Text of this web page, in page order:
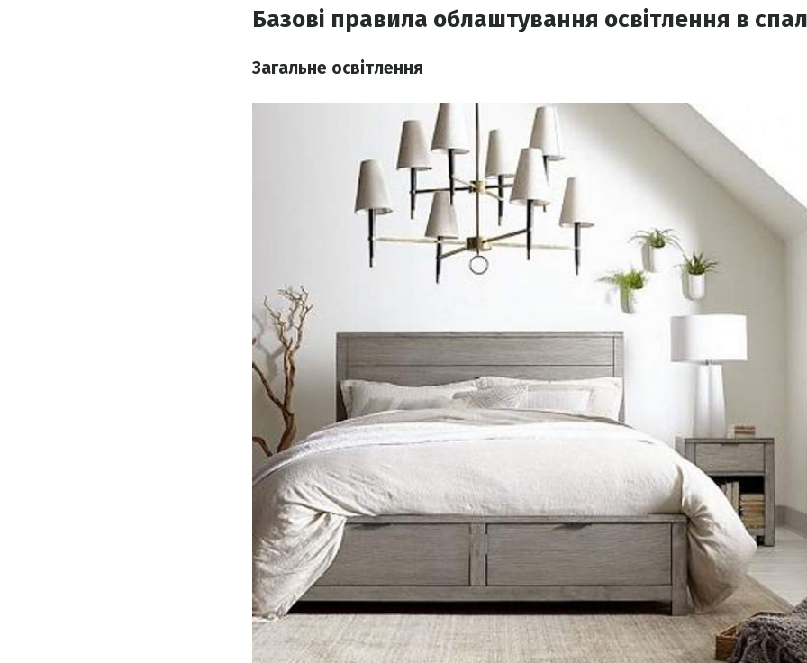
Базові правила облаштування освітлення в
Загальне освітлення